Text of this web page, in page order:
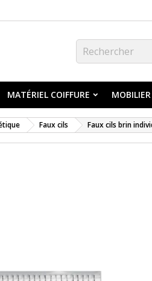
MATÉRIEL COIFFURE
Faux cils Faux cils brin